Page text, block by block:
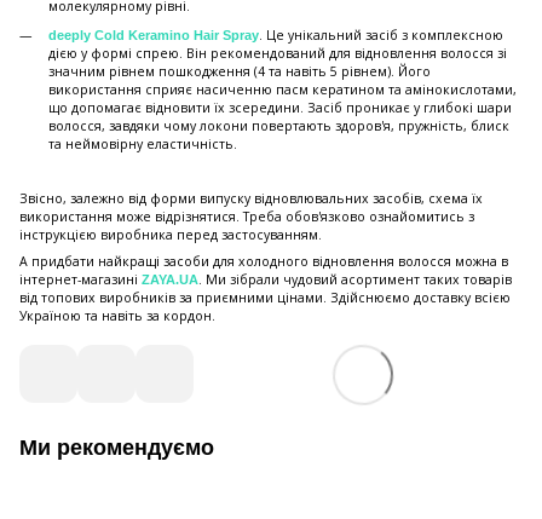
молекулярному рівні.
deeply Cold Keramino Hair Spray . Це унікальний засіб з комплексною
дією у формі спрею. Він рекомендований для відновлення волосся зі
значним рівнем пошкодження (4 та навіть 5 рівнем). Його
використання сприяє насиченню пасм кератином та амінокислотами,
що допомагає відновити їх зсередини. Засіб проникає у глибокі шари
волосся, завдяки чому локони повертають здоров'я, пружність, блиск
та неймовірну еластичність.
Звісно, залежно від форми випуску відновлювальних засобів, схема їх
використання може відрізнятися. Треба обов'язково ознайомитись з
інструкцією виробника перед застосуванням.
А придбати найкращі засоби для холодного відновлення волосся можна в
інтернет-магазині ZAYA.UA. Ми зібрали чудовий асортимент таких товарів
від топових виробників за приємними цінами. Здійснюємо доставку всією
Україною та навіть за кордон.
Ми рекомендуємо